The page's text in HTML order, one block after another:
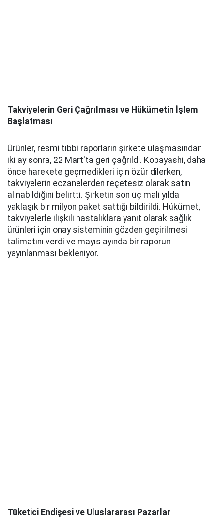
Takviyelerin Geri Çağrılması ve Hükümetin İşlem
Başlatması
Ürünler, resmi tıbbi raporların şirkete ulaşmasından
iki ay sonra, 22 Mart'ta geri çağrıldı. Kobayashi, daha
önce harekete geçmedikleri için özür dilerken,
takviyelerin eczanelerden reçetesiz olarak satın
alınabildiğini belirtti. Şirketin son üç mali yılda
yaklaşık bir milyon paket sattığı bildirildi. Hükümet,
takviyelerle ilişkili hastalıklara yanıt olarak sağlık
ürünleri için onay sisteminin gözden geçirilmesi
talimatını verdi ve mayıs ayında bir raporun
yayınlanması bekleniyor.
Tüketici Endişesi ve Uluslararası Pazarlar